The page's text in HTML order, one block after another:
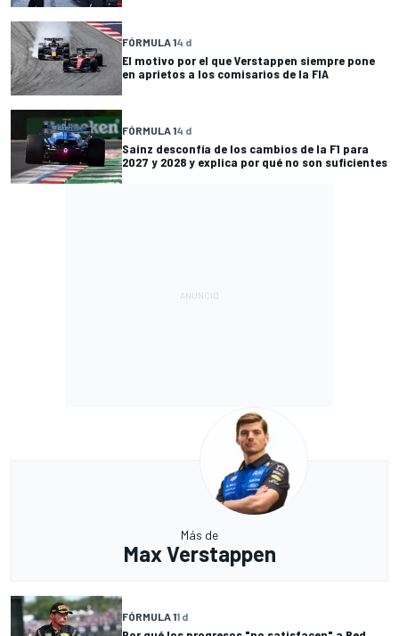
FÓRMULA 14 d
El motivo por el que Verstappen siempre pone
en aprietos a los comisarios de la FIA
FÓRMULA 14 d
Sainz desconfía de los cambios de la F1 para
2027 y 2028 y explica por qué no son suficientes
Más de
Max Verstappen
FÓRMULA 11 d